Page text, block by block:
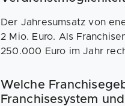
Der Jahresumsatz von
2 Mio. Euro. Als
250.000 Euro im Jahr
Welche
Franchisesystem